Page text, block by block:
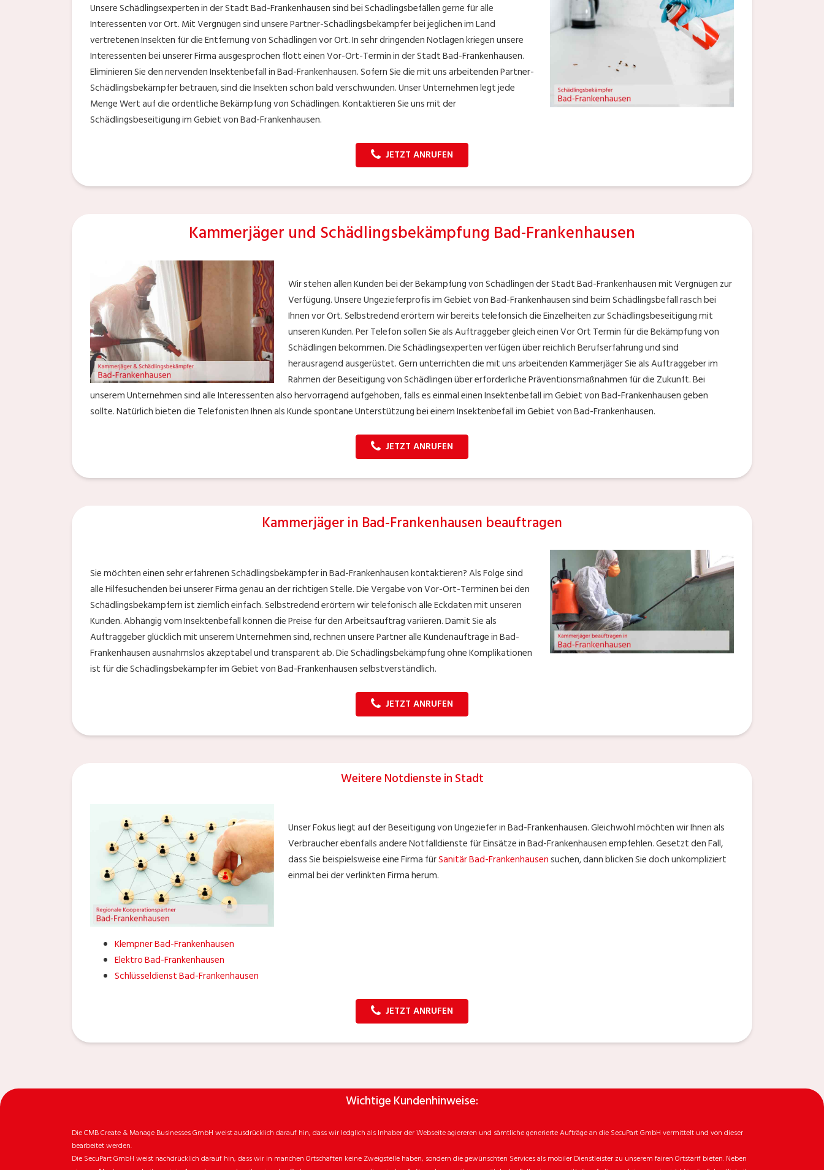
Unsere Schädlingsexperten in der Stadt Bad-Frankenhausen sind bei Schädlingsbefällen gerne für alle
Interessenten vor Ort. Mit Vergnügen sind unsere Partner-Schädlingsbekämpfer bei jeglichen im Land
vertretenen Insekten für die Entfernung von Schädlingen vor Ort. In sehr dringenden Notlagen kriegen unsere
Interessenten bei unserer Firma ausgesprochen flott einen Vor-Ort-Termin in der Stadt Bad-Frankenhausen.
Eliminieren Sie den nervenden Insektenbefall in Bad-Frankenhausen. Sofern Sie die mit uns arbeitenden Partner-
Schädlingsbekämpfer betrauen, sind die Insekten schon bald verschwunden. Unser Unternehmen legt jede
Menge Wert auf die ordentliche Bekämpfung von Schädlingen. Kontaktieren Sie uns mit der
Schädlingsbeseitigung im Gebiet von Bad-Frankenhausen.
JETZT ANRUFEN
Kammerjäger und Schädlingsbekämpfung Bad-Frankenhausen
Wir stehen allen Kunden bei der Bekämpfung von Schädlingen der Stadt Bad-Frankenhausen mit Vergnügen zur
Verfügung. Unsere Ungezieferprofis im Gebiet von Bad-Frankenhausen sind beim Schädlingsbefall rasch bei
Ihnen vor Ort. Selbstredend erörtern wir bereits telefonsich die Einzelheiten zur Schädlingsbeseitigung mit
unseren Kunden. Per Telefon sollen Sie als Auftraggeber gleich einen Vor Ort Termin für die Bekämpfung von
Schädlingen bekommen. Die Schädlingsexperten verfügen über reichlich Berufserfahrung und sind
herausragend ausgerüstet. Gern unterrichten die mit uns arbeitenden Kammerjäger Sie als Auftraggeber im
Rahmen der Beseitigung von Schädlingen über erforderliche Präventionsmaßnahmen für die Zukunft. Bei
unserem Unternehmen sind alle Interessenten also hervorragend aufgehoben, falls es einmal einen Insektenbefall im Gebiet von Bad-Frankenhausen geben
sollte. Natürlich bieten die Telefonisten Ihnen als Kunde spontane Unterstützung bei einem Insektenbefall im Gebiet von Bad-Frankenhausen.
JETZT ANRUFEN
Kammerjäger in Bad-Frankenhausen beauftragen
Sie möchten einen sehr erfahrenen Schädlingsbekämpfer in Bad-Frankenhausen kontaktieren? Als Folge sind
alle Hilfesuchenden bei unserer Firma genau an der richtigen Stelle. Die Vergabe von Vor-Ort-Terminen bei den
Schädlingsbekämpfern ist ziemlich einfach. Selbstredend erörtern wir telefonisch alle Eckdaten mit unseren
Kunden. Abhängig vom Insektenbefall können die Preise für den Arbeitsauftrag variieren. Damit Sie als
Auftraggeber glücklich mit unserem Unternehmen sind, rechnen unsere Partner alle Kundenaufträge in Bad-
Frankenhausen ausnahmslos akzeptabel und transparent ab. Die Schädlingsbekämpfung ohne Komplikationen
ist für die Schädlingsbekämpfer im Gebiet von Bad-Frankenhausen selbstverständlich.
JETZT ANRUFEN
Weitere Notdienste in Stadt
Unser Fokus liegt auf der Beseitigung von Ungeziefer in Bad-Frankenhausen. Gleichwohl möchten wir Ihnen als
Verbraucher ebenfalls andere Notfalldienste für Einsätze in Bad-Frankenhausen empfehlen. Gesetzt den Fall,
dass Sie beispielsweise eine Firma fürSanitär Bad-Frankenhausensuchen, dann blicken Sie doch unkompliziert
einmal bei der verlinkten Firma herum.
Klempner Bad-Frankenhausen
Elektro Bad-Frankenhausen
Schlüsseldienst Bad-Frankenhausen
JETZT ANRUFEN
Wichtige Kundenhinweise:
Die CMB Create & Manage Businesses GmbH weist ausdrücklich darauf hin, dass wir ledglich als Inhaber der Webseite agiereren und sämtliche generierte Aufträge an die SecuPart GmbH vermittelt und von dieser
bearbeitet werden.
Die SecuPart GmbH weist nachdrücklich darauf hin, dass wir in manchen Ortschaften keine Zweigstelle haben, sondern die gewünschten Services als mobiler Dienstleister zu unserem fairen Ortstarif bieten. Neben